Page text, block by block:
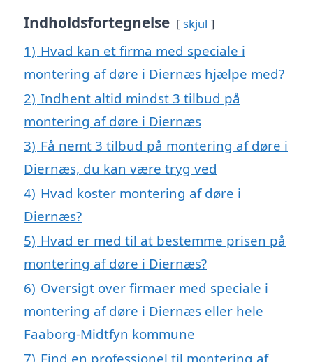
Indholdsfortegnelse skjul
1) Hvad kan et firma med speciale i
montering af døre i Diernæs hjælpe med?
2) Indhent altid mindst 3 tilbud på
montering af døre i Diernæs
3) Få nemt 3 tilbud på montering af døre i
Diernæs, du kan være tryg ved
4) Hvad koster montering af døre i
Diernæs?
5) Hvad er med til at bestemme prisen på
montering af døre i Diernæs?
6) Oversigt over firmaer med speciale i
montering af døre i Diernæs eller hele
Faaborg-Midtfyn kommune
7) Find en professionel til montering af